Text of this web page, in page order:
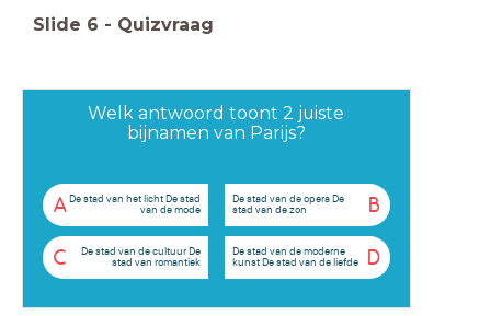
Slide 6 - Quizvraag
Welk antwoord toont 2 juiste
bijnamen van Parijs?
ADe stad van het licht De stad
van de mode
B
De stad van de opera De
stad van de zon
C
De stad van de cultuur De
stad van romantiek
D
De stad van de moderne
kunst De stad van de liefde